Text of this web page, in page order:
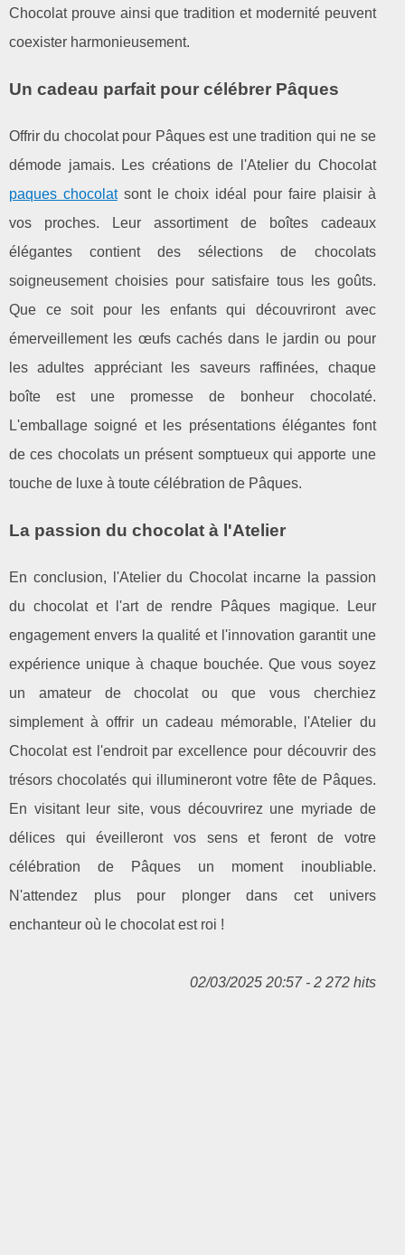
Chocolat prouve ainsi que tradition et modernité peuvent
coexister harmonieusement.
Un cadeau parfait pour célébrer Pâques
Offrir du chocolat pour Pâques est une tradition qui ne se
démode jamais. Les créations de l'Atelier du Chocolat
paques chocolatsont le choix idéal pour faire plaisir à
vos proches. Leur assortiment de boîtes cadeaux
élégantes contient des sélections de chocolats
soigneusement choisies pour satisfaire tous les goûts.
Que ce soit pour les enfants qui découvriront avec
émerveillement les œufs cachés dans le jardin ou pour
les adultes appréciant les saveurs raffinées, chaque
boîte est une promesse de bonheur chocolaté.
L'emballage soigné et les présentations élégantes font
de ces chocolats un présent somptueux qui apporte une
touche de luxe à toute célébration de Pâques.
La passion du chocolat à l'Atelier
En conclusion, l'Atelier du Chocolat incarne la passion
du chocolat et l'art de rendre Pâques magique. Leur
engagement envers la qualité et l'innovation garantit une
expérience unique à chaque bouchée. Que vous soyez
un amateur de chocolat ou que vous cherchiez
simplement à offrir un cadeau mémorable, l'Atelier du
Chocolat est l'endroit par excellence pour découvrir des
trésors chocolatés qui illumineront votre fête de Pâques.
En visitant leur site, vous découvrirez une myriade de
délices qui éveilleront vos sens et feront de votre
célébration de Pâques un moment inoubliable.
N'attendez plus pour plonger dans cet univers
enchanteur où le chocolat est roi !
02/03/2025 20:57 - 2 272 hits